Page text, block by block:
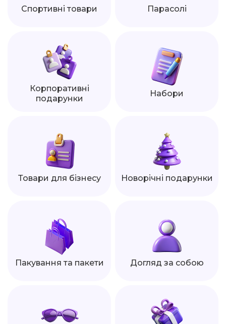
Спортивні товари Парасолі
Корпоративні
подарунки
Набори
Товари для бізнесу Новорічні подарунки
Пакування та пакети Догляд за собою